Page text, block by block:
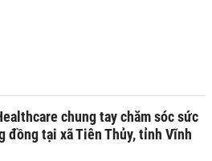
chung tay chăm sóc sức
đồng tại xã Tiên Thủy, tỉnh Vĩnh